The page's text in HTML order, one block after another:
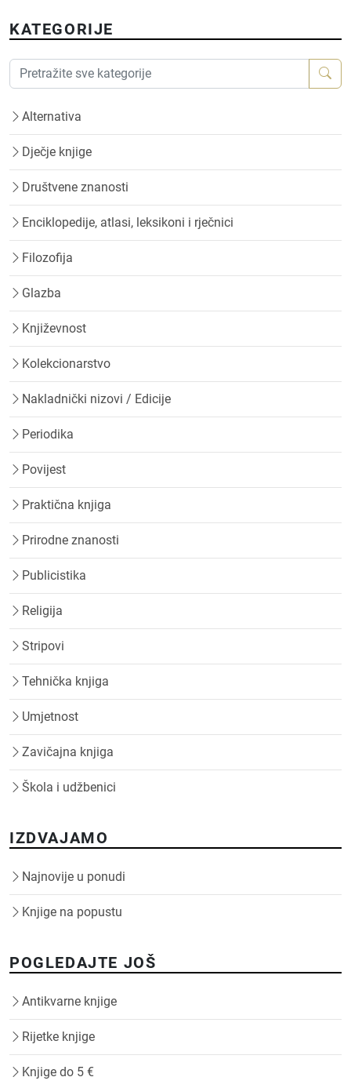
KATEGORIJE
Alternativa
Dječje knjige
Društvene znanosti
Enciklopedije, atlasi, leksikoni i rječnici
Filozofija
Glazba
Književnost
Kolekcionarstvo
Nakladnički nizovi / Edicije
Periodika
Povijest
Praktična knjiga
Prirodne znanosti
Publicistika
Religija
Stripovi
Tehnička knjiga
Umjetnost
Zavičajna knjiga
Škola i udžbenici
IZDVAJAMO
Najnovije u ponudi
Knjige na popustu
POGLEDAJTE JOŠ
Antikvarne knjige
Rijetke knjige
Knjige do 5 €